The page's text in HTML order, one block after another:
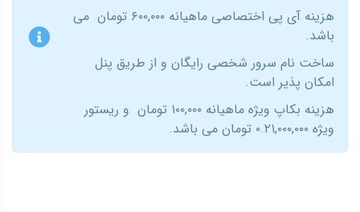
هزینه آی پی اختصاصی ماهیانه ۶۰۰,۰۰۰ تومان می
باشد.
ساخت نام سرور شخصی رایگان و از طریق پنل
امکان پذیر است.
هزینه بکاپ ویژه ماهیانه ۱۰۰,۰۰۰ تومان و ریستور
ویژه ۰.۲۱,۰۰۰,۰۰۰ تومان می باشد.